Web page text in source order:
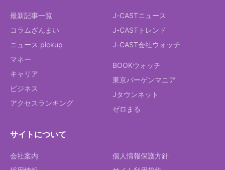
最新記事一覧
コラムざんまい
ニュース pickup
マネー
キャリア
ビジネス
アクセスランキング
J-CASTニュース
J-CASTトレンド
J-CAST会社ウォッチ
BOOKウォッチ
東京バーゲンマニア
Jタウンネット
ゼロまる
サイトについて
会社案内
個人情報保護方針